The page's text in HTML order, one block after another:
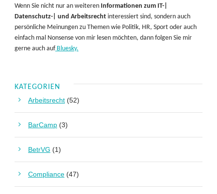
Wenn Sie nicht nur an weiteren Informationen zum IT-|
Datenschutz-| und Arbeitsrecht interessiert sind, sondern auch
persönliche Meinungen zu Themen wie Politik, HR, Sport oder auch
einfach mal Nonsense von mir lesen möchten, dann folgen Sie mir
gerne auch aufBluesky.
KATEGORIEN
Arbeitsrecht (52)
BarCamp (3)
BetrVG (1)
Compliance (47)